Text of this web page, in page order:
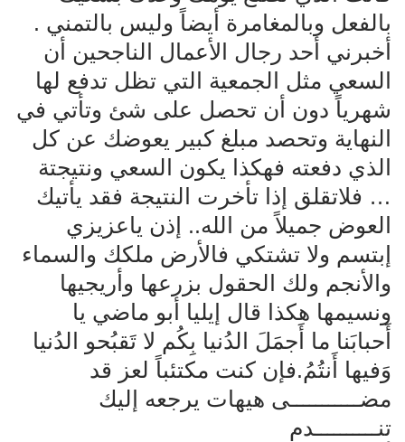
بالفعل وبالمغامرة أيضاً وليس بالتمني .
أخبرني أحد رجال الأعمال الناجحين أن
السعي مثل الجمعية التي تظل تدفع لها
شهرياً دون أن تحصل على شئ وتأتي في
النهاية وتحصد مبلغ كبير يعوضك عن كل
الذي دفعته فهكذا يكون السعي ونتيجتة
… فلاتقلق إذا تأخرت النتيجة فقد يأتيك
العوض جميلاً من الله.. إذن ياعزيزي
إبتسم ولا تشتكي فالأرض ملكك والسماء
والأنجم ولك الحقول بزرعها وأريجيها
ونسيمها هكذا قال إيليا أبو ماضي يا
أَحبابَنا ما أَجمَلَ الدُنيا بِكُم لا تَقبُحو الدُنيا
وَفيها أَنتُمُ.فإن كنت مكتئباً لعز قد
مضـــــــــــى هيهات يرجعه إليك
تنــــــــــدم